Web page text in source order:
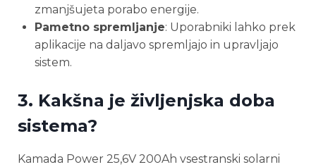
zmanjšujeta porabo energije.
Pametno spremljanje: Uporabniki lahko prek
aplikacije na daljavo spremljajo in upravljajo
sistem.
3. Kakšna je življenjska doba
sistema?
Kamada Power 25,6V 200Ah vsestranski solarni